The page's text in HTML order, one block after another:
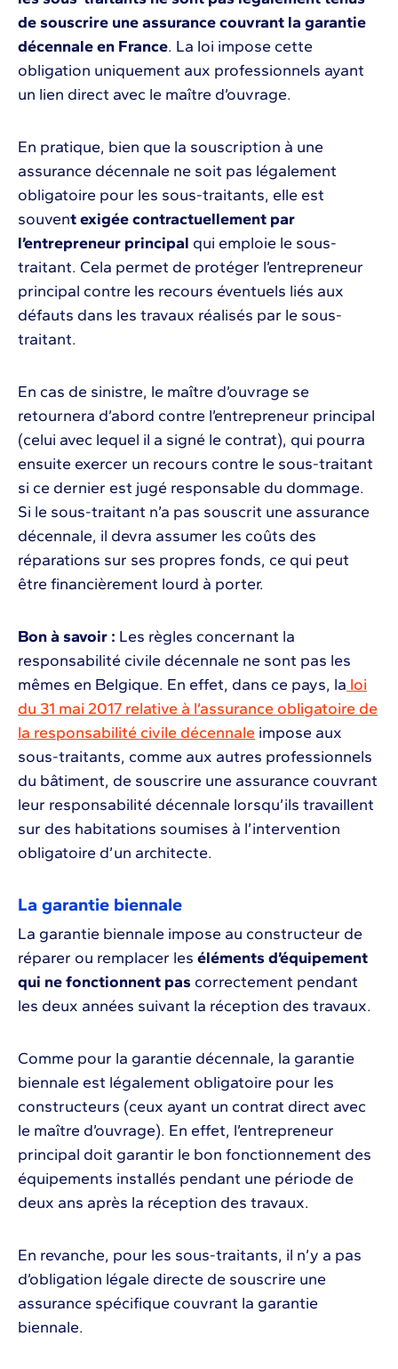
de souscrire une assurance couvrant la garantie
décennale en France. La loi impose cette
obligation uniquement aux professionnels ayant
un lien direct avec le maître d’ouvrage.
En pratique, bien que la souscription à une
assurance décennale ne soit pas légalement
obligatoire pour les sous-traitants, elle est
souvent exigée contractuellement par
l’entrepreneur principal qui emploie le sous-
traitant. Cela permet de protéger l’entrepreneur
principal contre les recours éventuels liés aux
défauts dans les travaux réalisés par le sous-
traitant.
En cas de sinistre, le maître d’ouvrage se
retournera d’abord contre l’entrepreneur principal
(celui avec lequel il a signé le contrat), qui pourra
ensuite exercer un recours contre le sous-traitant
si ce dernier est jugé responsable du dommage.
Si le sous-traitant n’a pas souscrit une assurance
décennale, il devra assumer les coûts des
réparations sur ses propres fonds, ce qui peut
être financièrement lourd à porter.
Bon à savoir : Les règles concernant la
responsabilité civile décennale ne sont pas les
mêmes en Belgique. En effet, dans ce pays, la loi
du 31 mai 2017 relative à l’assurance obligatoire de
la responsabilité civile décennale impose aux
sous-traitants, comme aux autres professionnels
du bâtiment, de souscrire une assurance couvrant
leur responsabilité décennale lorsqu’ils travaillent
sur des habitations soumises à l’intervention
obligatoire d’un architecte.
La garantie biennale
La garantie biennale impose au constructeur de
réparer ou remplacer les éléments d’équipement
qui ne fonctionnent pas correctement pendant
les deux années suivant la réception des travaux.
Comme pour la garantie décennale, la garantie
biennale est légalement obligatoire pour les
constructeurs (ceux ayant un contrat direct avec
le maître d’ouvrage). En effet, l’entrepreneur
principal doit garantir le bon fonctionnement des
équipements installés pendant une période de
deux ans après la réception des travaux.
En revanche, pour les sous-traitants, il n’y a pas
d’obligation légale directe de souscrire une
assurance spécifique couvrant la garantie
biennale.